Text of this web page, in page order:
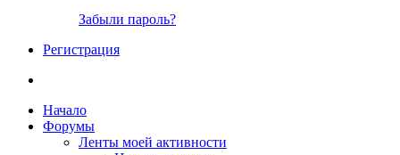
Забыли пароль?
Регистрация
Начало
Форумы
Ленты моей активности